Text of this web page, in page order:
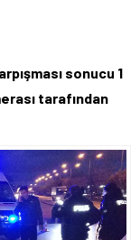
sonucu 1
tarafından